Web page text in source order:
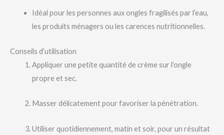
Idéal pour les personnes aux ongles fragilisés par l’eau,
les produits ménagers ou les carences nutritionnelles.
Conseils d’utilisation
Appliquer une petite quantité de crème sur l’ongle
propre et sec.
Masser délicatement pour favoriser la pénétration.
Utiliser quotidiennement, matin et soir, pour un résultat